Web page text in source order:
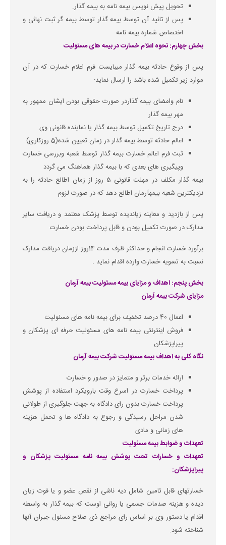
تحویل پیش نویس بیمه نامه به بیمه گذار.
پس از تائید آن توسط بیمه گذار توسط بیمه گر ثبت نهائی و
اختصاص شماره بیمه نامه
بخش چهارم: نحوه اعلام خسارت در بیمه های مسئولیت
پس از وقوع حادثه بیمه گذار میبایست فرم اعلام خسارت که در آن
موارد زیر تکمیل شده باشد را ارسال نماید:
نام وامضای بیمه گذاردر صورت حقوقی بودن ایشان ممهور به
مهر بیمه گذار
درج تاریخ تکمیل توسط بیمه گذار یا نماینده قانونی وی
اعالم حادثه توسط بیمه گذار در زمان تعیین شده(5 روزکاری)
ثبت فرم اعالم خسارت بیمه گذار توسط شعبه وبررسی خسارت
وپیگیری های بعدی که با بیمه گذار هماهنگ می گردد
بیمه گذار مکلف در مهلت قانونی 5 روز از زمان اطالع حادثه را به
نزدیکترین شعبه بیمهآرمان اطالع دهد که در صورت لزوم
پس از بازدید و معاینه زیاندیده توسط پزشک معتمد و دریافت سایر
مدارک در صورت تکمیل بودن و قابل پرداخت بودن خسارت
برآورد خسارت انجام و حداکثر ظرف مدت 14روز اززمان دریافت مدارک
نسبت به تسویه خسارت وارده اقدام نماید .
بخش پنجم: اهداف و مزایای بیمه مسئولیت بیمه آرمان
مزایای شرکت بیمه آرمان
اعمال 40 درصد تخفیف برای بیمه نامه های مسئولیت
فروش اینترنتی بیمه نامه های مسئولیت حرفه ای پزشکان و
پیراپزشکان
نگاه کلی به اهداف بیمه مسئولیت شرکت بیمه آرمان
ارائه خدمات برتر و متمایز در صدور و خسارت
پرداخت خسارت در اسرع وقت بارویکرد استفاده از پوشش
پرداخت خسارت بدون رای دادگاه به جهت جلوگیری از طولانی
شدن مراحل رسیدگی و رجوع به دادگاه ها و تحمل هزینه
های زمانی و مادی
تعهدات و ضوابط بیمه مسئولیت
تعهدات و خسارات تحت پوشش بیمه نامه مسئولیت پزشکان و
پیراپزشکان:
خسارتهای قابل تامین شامل دیه ناشی از نقص عضو و یا فوت زیان
دیده و هزینه صدمات جسمی یا روانی اوست که بیمه گذار به واسطه
اقدام یا دستور وی بر اساس رای مراجع ذی صلاح مسئول جبران آنها
شناخته شود.